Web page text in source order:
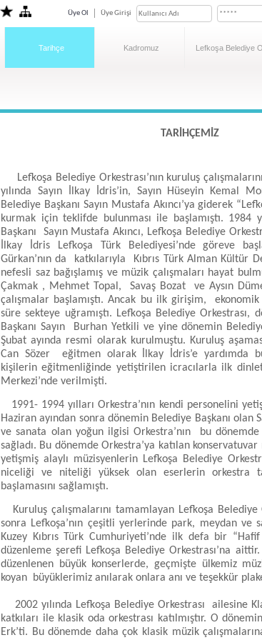
Üye Ol Üye Girişi
Tarihçe Kadromuz Lefkoşa Belediye
TARİHÇEMİZ
Lefkoşa Belediye Orkestrası’nın kuruluş
yılında Sayın İlkay İdris’in, Sayın Hüseyin Kemal
Belediye Başkanı Sayın Mustafa Akıncı’ya giderek
kurmak için teklifde bulunması ile başlamıştı. 1984
Başkanı Sayın Mustafa Akıncı, Lefkoşa Belediye
İlkay İdris Lefkoşa Türk Belediyesi’nde göreve
Gürkan’nın da katkılarıyla Kıbrıs Türk Alman
nefesli saz bağışlamış ve müzik çalışmaları hayat
Çakmak , Mehmet Topal, Savaş Bozat ve Aysın
çalışmalar başlamıştı. Ancak bu ilk girişim,
süre sekteye uğramıştı. Lefkoşa Belediye Orkestrası,
Başkanı Sayın Burhan Yetkili ve yine dönemin
Şubat ayında resmi olarak kurulmuştu. Kuruluş
Can Sözer eğitmen olarak İlkay İdris’e yardımda
kişilerin eğitmenliğinde yetiştirilen icracılarla ilk
Merkezi’nde verilmişti.
1991- 1994 yılları Orkestra’nın kendi personelini
Haziran ayından sonra dönemin Belediye Başkanı olan
ve sanata olan yoğun ilgisi Orkestra’nın bu
sağladı. Bu dönemde Orkestra’ya katılan
yetişmiş alaylı müzisyenlerin Lefkoşa Belediye
niceliği ve niteliği yüksek olan eserlerin orkestra
başlamasını sağlamıştı.
Kuruluş çalışmalarını tamamlayan Lefkoşa Belediye
sonra Lefkoşa’nın çeşitli yerlerinde park, meydan ve
Kuzey Kıbrıs Türk Cumhuriyeti’nde ilk defa bir “Hafif
düzenleme şerefi Lefkoşa Belediye Orkestrası’na
düzenlenen büyük konserlerde, geçmişte ülkemiz
koyan büyüklerimiz anılarak onlara anı ve teşekkür
2002 yılında Lefkoşa Belediye Orkestrası ailesine
katkıları ile klasik oda orkestrası katılmıştır. O
Erk’ti. Bu dönemde daha çok klasik müzik